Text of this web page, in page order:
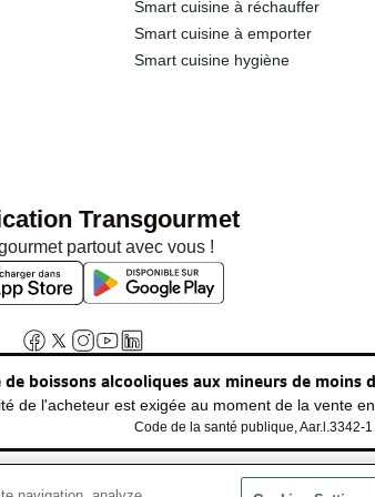
Smart cuisine à réchauffer
Smart cuisine à emporter
Smart cuisine hygiène
Transgourmet
partout avec vous !
boissons alcooliques aux mineurs de moins
de l'acheteur est exigée au moment de la vente en
Code de la santé publique, Aar.l.3342-